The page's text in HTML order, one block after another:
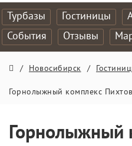
Турбазы Гостиницы
События
Отзывы
/ Новосибирск /
Горнолыжный комплекс
Горнолыжный